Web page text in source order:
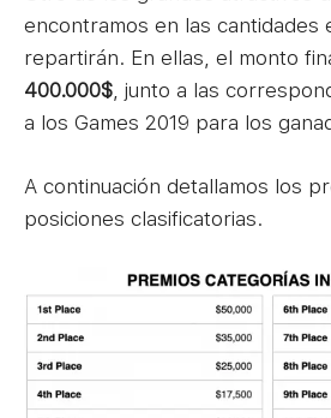
encontramos en las cantidades
repartirán. En ellas, el monto
400.000$, junto a las
a los Games 2019 para los
A continuación detallamos los
posiciones clasificatorias.